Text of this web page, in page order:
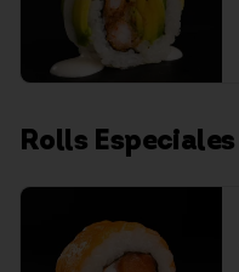
Rolls Especiales